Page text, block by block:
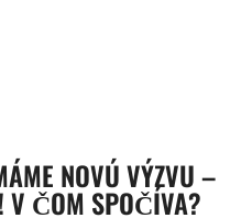
NOVÚ VÝZVU –
V ČOM SPOČÍVA?